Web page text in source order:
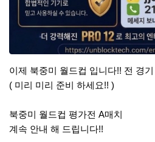
이제 북중미 월드컵 입니다!! 전 경
( 미리 미리 준비 하세요!! )
북중미 월드컵 평가전 A매치
계속 안내 해 드립니다!!